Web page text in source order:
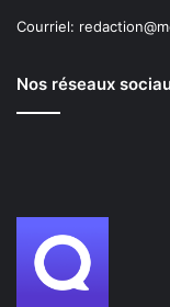
Courriel:
Nos réseaux